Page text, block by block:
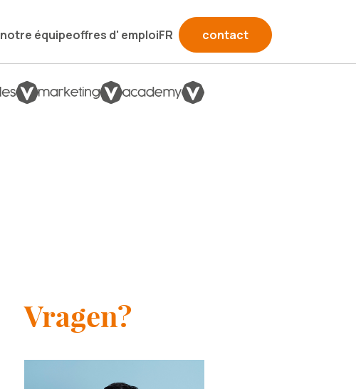
notre équipeoffres d' emploiFR
EN
contact
Vragen?